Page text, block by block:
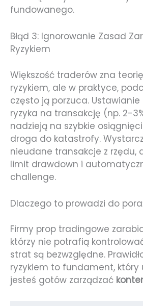
fundowanego.
Błąd 3: Ignorowanie Zasad
Ryzykiem
Większość traderów zna
ryzykiem, ale w praktyce,
często ją porzuca.
ryzyka na transakcję (np. 2-
nadzieją na szybkie
droga do katastrofy.
nieudane transakcje z rzędu,
limit drawdown i
challenge.
Dlaczego to prowadzi do
Firmy prop tradingowe
którzy nie potrafią
strat są bezwzględne.
ryzykiem to fundament, który
jesteś gotów zarządzać